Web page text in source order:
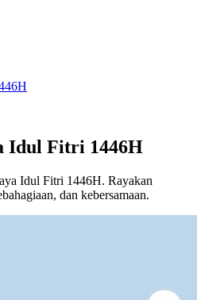
Idul Fitri 1446H
Idul Fitri 1446H. Rayakan
dan kebersamaan.